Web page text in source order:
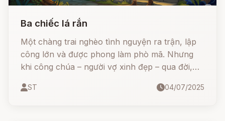
Ba chiếc lá rắn
Một chàng trai nghèo tình nguyện ra trận, lập
công lớn và được phong làm phò mã. Nhưng
khi công chúa – người vợ xinh đẹp – qua đời,
Trong tuyệt vọng, chàng bất ngờ phát hiện ba
ST 04/07/2025